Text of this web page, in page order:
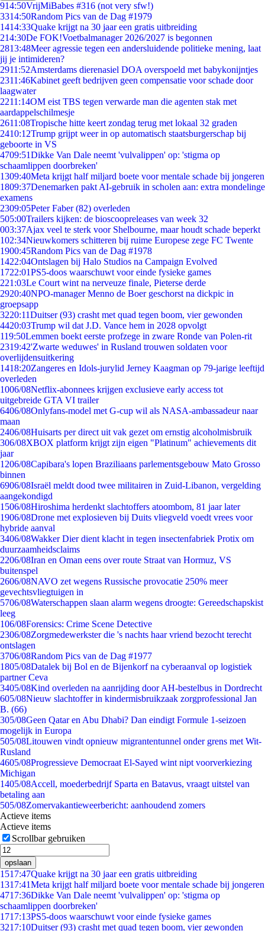
914:50VrijMiBabes #316 (not very sfw!)
3314:50Random Pics van de Dag #1979
1414:33Quake krijgt na 30 jaar een gratis uitbreiding
214:30De FOK!Voetbalmanager 2026/2027 is begonnen
2813:48Meer agressie tegen een andersluidende politieke mening, laat
jij je intimideren?
2911:52Amsterdams dierenasiel DOA overspoeld met babykonijntjes
2311:46Kabinet geeft bedrijven geen compensatie voor schade door
laagwater
2211:14OM eist TBS tegen verwarde man die agenten stak met
aardappelschilmesje
2611:08Tropische hitte keert zondag terug met lokaal 32 graden
2410:12Trump grijpt weer in op automatisch staatsburgerschap bij
geboorte in VS
4709:51Dikke Van Dale neemt 'vulvalippen' op: 'stigma op
schaamlippen doorbreken'
1309:40Meta krijgt half miljard boete voor mentale schade bij jongeren
1809:37Denemarken pakt AI-gebruik in scholen aan: extra mondelinge
examens
2309:05Peter Faber (82) overleden
505:00Trailers kijken: de bioscoopreleases van week 32
003:37Ajax veel te sterk voor Shelbourne, maar houdt schade beperkt
102:34Nieuwkomers schitteren bij ruime Europese zege FC Twente
1900:45Random Pics van de Dag #1978
1422:04Ontslagen bij Halo Studios na Campaign Evolved
1722:01PS5-doos waarschuwt voor einde fysieke games
221:03Le Court wint na nerveuze finale, Pieterse derde
2920:40NPO-manager Menno de Boer geschorst na dickpic in
groepsapp
3220:11Duitser (93) crasht met quad tegen boom, vier gewonden
4420:03Trump wil dat J.D. Vance hem in 2028 opvolgt
119:50Lemmen boekt eerste profzege in zware Ronde van Polen-rit
2319:42'Zwarte weduwes' in Rusland trouwen soldaten voor
overlijdensuitkering
1418:20Zangeres en Idols-jurylid Jerney Kaagman op 79-jarige leeftijd
overleden
1006/08Netflix-abonnees krijgen exclusieve early access tot
uitgebreide GTA VI trailer
6406/08Onlyfans-model met G-cup wil als NASA-ambassadeur naar
maan
2406/08Huisarts per direct uit vak gezet om ernstig alcoholmisbruik
306/08XBOX platform krijgt zijn eigen "Platinum" achievements dit
jaar
1206/08Capibara's lopen Braziliaans parlementsgebouw Mato Grosso
binnen
6906/08Israël meldt dood twee militairen in Zuid-Libanon, vergelding
aangekondigd
1506/08Hiroshima herdenkt slachtoffers atoombom, 81 jaar later
1906/08Drone met explosieven bij Duits vliegveld voedt vrees voor
hybride aanval
3406/08Wakker Dier dient klacht in tegen insectenfabriek Protix om
duurzaamheidsclaims
2206/08Iran en Oman eens over route Straat van Hormuz, VS
buitenspel
2606/08NAVO zet wegens Russische provocatie 250% meer
gevechtsvliegtuigen in
5706/08Waterschappen slaan alarm wegens droogte: Gereedschapskist
leeg
106/08Forensics: Crime Scene Detective
2306/08Zorgmedewerkster die 's nachts haar vriend bezocht terecht
ontslagen
3706/08Random Pics van de Dag #1977
1805/08Datalek bij Bol en de Bijenkorf na cyberaanval op logistiek
partner Ceva
3405/08Kind overleden na aanrijding door AH-bestelbus in Dordrecht
605/08Nieuw slachtoffer in kindermisbruikzaak zorgprofessional Jan
B. (66)
305/08Geen Qatar en Abu Dhabi? Dan eindigt Formule 1-seizoen
mogelijk in Europa
505/08Litouwen vindt opnieuw migrantentunnel onder grens met Wit-
Rusland
4605/08Progressieve Democraat El-Sayed wint nipt voorverkiezing
Michigan
1405/08Accell, moederbedrijf Sparta en Batavus, vraagt uitstel van
betaling aan
505/08Zomervakantieweerbericht: aanhoudend zomers
Actieve items
Actieve items
Scrollbar gebruiken
opslaan
1517:47Quake krijgt na 30 jaar een gratis uitbreiding
1317:41Meta krijgt half miljard boete voor mentale schade bij jongeren
4717:36Dikke Van Dale neemt 'vulvalippen' op: 'stigma op
schaamlippen doorbreken'
1717:13PS5-doos waarschuwt voor einde fysieke games
3217:10Duitser (93) crasht met quad tegen boom, vier gewonden